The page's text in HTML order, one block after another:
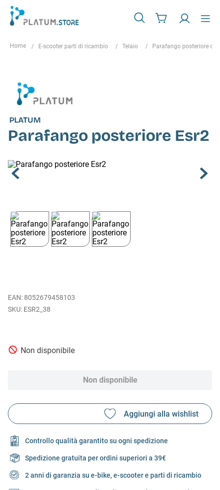
E-scooter parti di ricambio Telaio Parafango posteriore
PLATUM
Parafango posteriore Esr2
EAN: 8052679458103
ESR2_38
Non disponibile
Non disponibile
Controllo qualità garantito su ogni spedizione
Spedizione gratuita per ordini superiori a 39€
2 anni di garanzia su e-bike, e-scooter e parti di ricambio